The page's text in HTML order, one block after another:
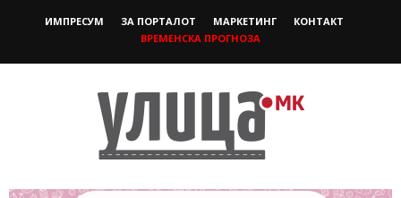
ИМПРЕСУМ ЗА ПОРТАЛОТ МАРКЕТИНГ
КОНТАКТ
ВРЕМЕНСКА ПРОГНОЗА